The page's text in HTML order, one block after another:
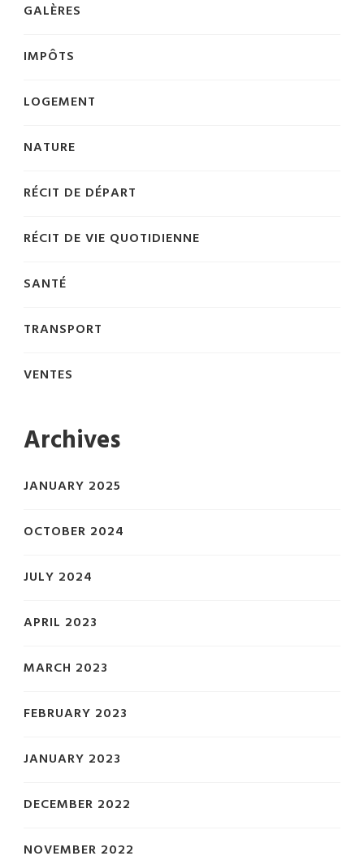
GALÈRES
IMPÔTS
LOGEMENT
NATURE
RÉCIT DE DÉPART
RÉCIT DE VIE QUOTIDIENNE
SANTÉ
TRANSPORT
VENTES
Archives
JANUARY 2025
OCTOBER 2024
JULY 2024
APRIL 2023
MARCH 2023
FEBRUARY 2023
JANUARY 2023
DECEMBER 2022
NOVEMBER 2022